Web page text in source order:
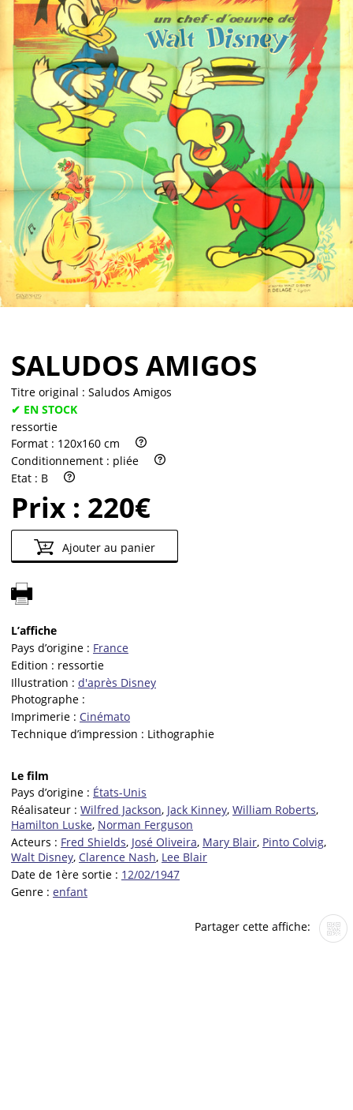
Vendre
SALUDOS AMIGOS
Titre original : Saludos Amigos
✔ EN STOCK
ressortie
Format : 120x160 cm
Conditionnement : pliée
Etat : B
Prix : 220€
Ajouter au panier
L’affiche
Pays d’origine : France
Edition : ressortie
Illustration : d'après Disney
Photographe :
Imprimerie : Cinémato
Technique d’impression : Lithographie
Le film
Pays d’origine : États-Unis
Réalisateur : Wilfred Jackson, Jack Kinney, William Roberts,
Hamilton Luske, Norman Ferguson
Acteurs : Fred Shields, José Oliveira, Mary Blair, Pinto Colvig,
Walt Disney, Clarence Nash, Lee Blair
Date de 1ère sortie : 12/02/1947
Genre : enfant
Partager cette affiche: